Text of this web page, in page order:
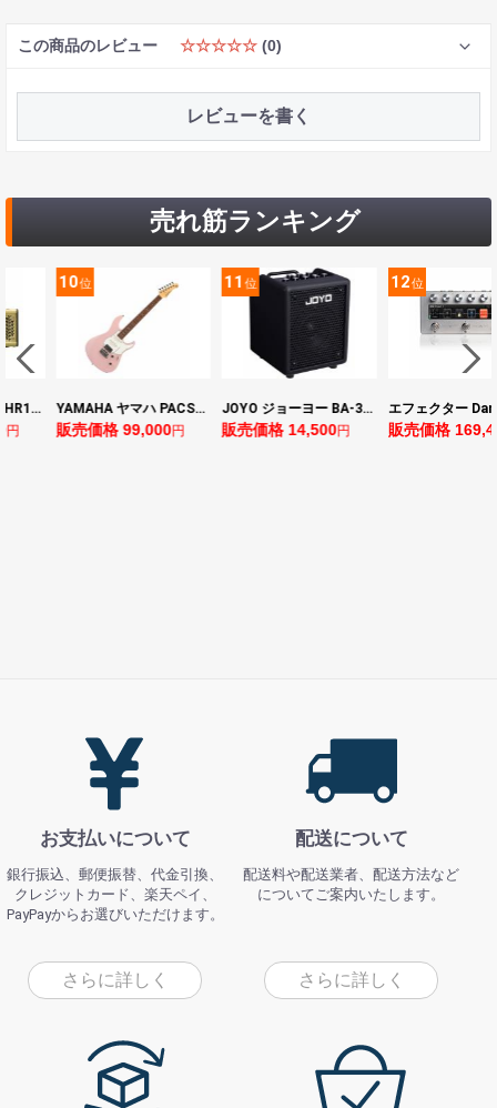
この商品のレビュー ☆☆☆☆☆ (0)
レビューを書く
売れ筋ランキング
ヤマハ YAMAHA THR10II 小型ギターアンプ
円
10位
YAMAHA ヤマハ PACS+12 ASP Pacifica Standard Plus パシフィカスタンダードプラス エレキギター
販売価格 99,000円
11位
JOYO ジョーヨー BA-30 VIBE CUBE BLK 30W 小型ベースアンプ Bluetooth+OTGオーディオI/F搭載
販売価格 14,500円
12位
販売価格
お支払いについて
銀行振込、郵便振替、代金引換、
クレジットカード、楽天ペイ、
PayPayからお選びいただけます。
さらに詳しく
配送について
配送料や配送業者、配送方法など
についてご案内いたします。
さらに詳しく